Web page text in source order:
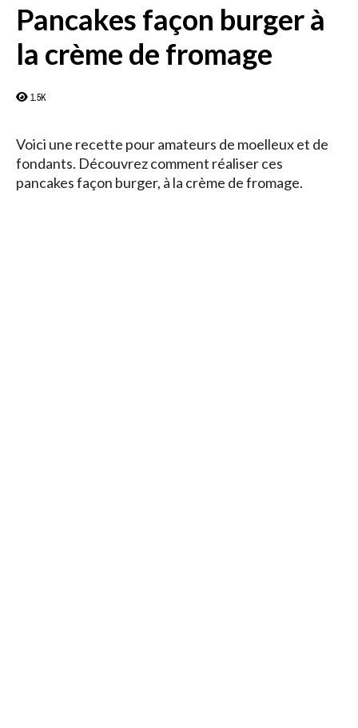
Pancakes façon burger à
la crème de fromage
1.5K
Voici une recette pour amateurs de moelleux et de
fondants. Découvrez comment réaliser ces
pancakes façon burger, à la crème de fromage.